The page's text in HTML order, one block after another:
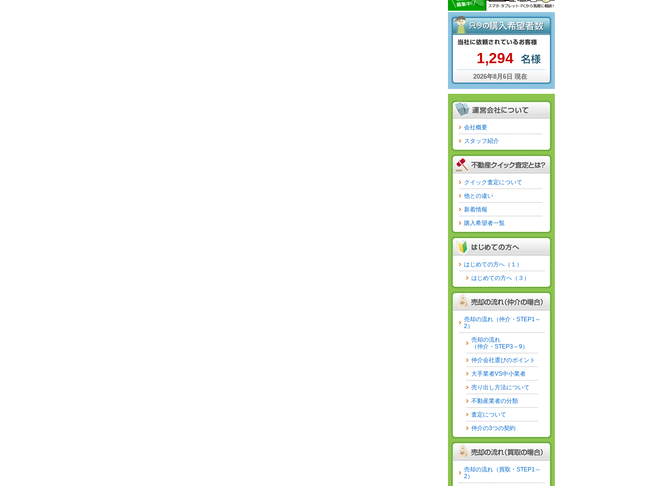
cat
1,294
2026年8月6日 現在
会社概要
スタッフ紹介
クイック査定について
他との違い
新着情報
購入希望者一覧
はじめての方へ（１）
はじめての方へ（３）
売却の流れ（仲介・STEP1～
2）
売却の流れ
（仲介・STEP3～9）
仲介会社選びのポイント
大手業者VS中小業者
売り出し方法について
不動産業者の分類
査定について
仲介の3つの契約
売却の流れ（買取・STEP1～
2）